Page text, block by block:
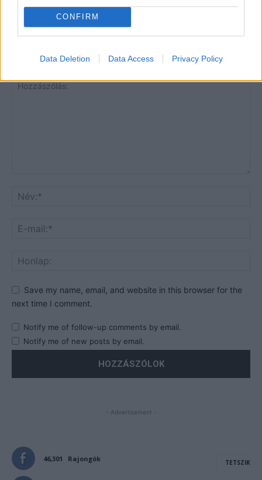
CONFIRM
Data Deletion Data Access Privacy Policy
HOZZÁSZÓLOK A CIKKHEZ
Save my name, email, and website in this browser for the
next time I comment.
Notify me of follow-up comments by email.
Notify me of new posts by email.
- Advertisement -
46,301 Rajongók TETSZIK